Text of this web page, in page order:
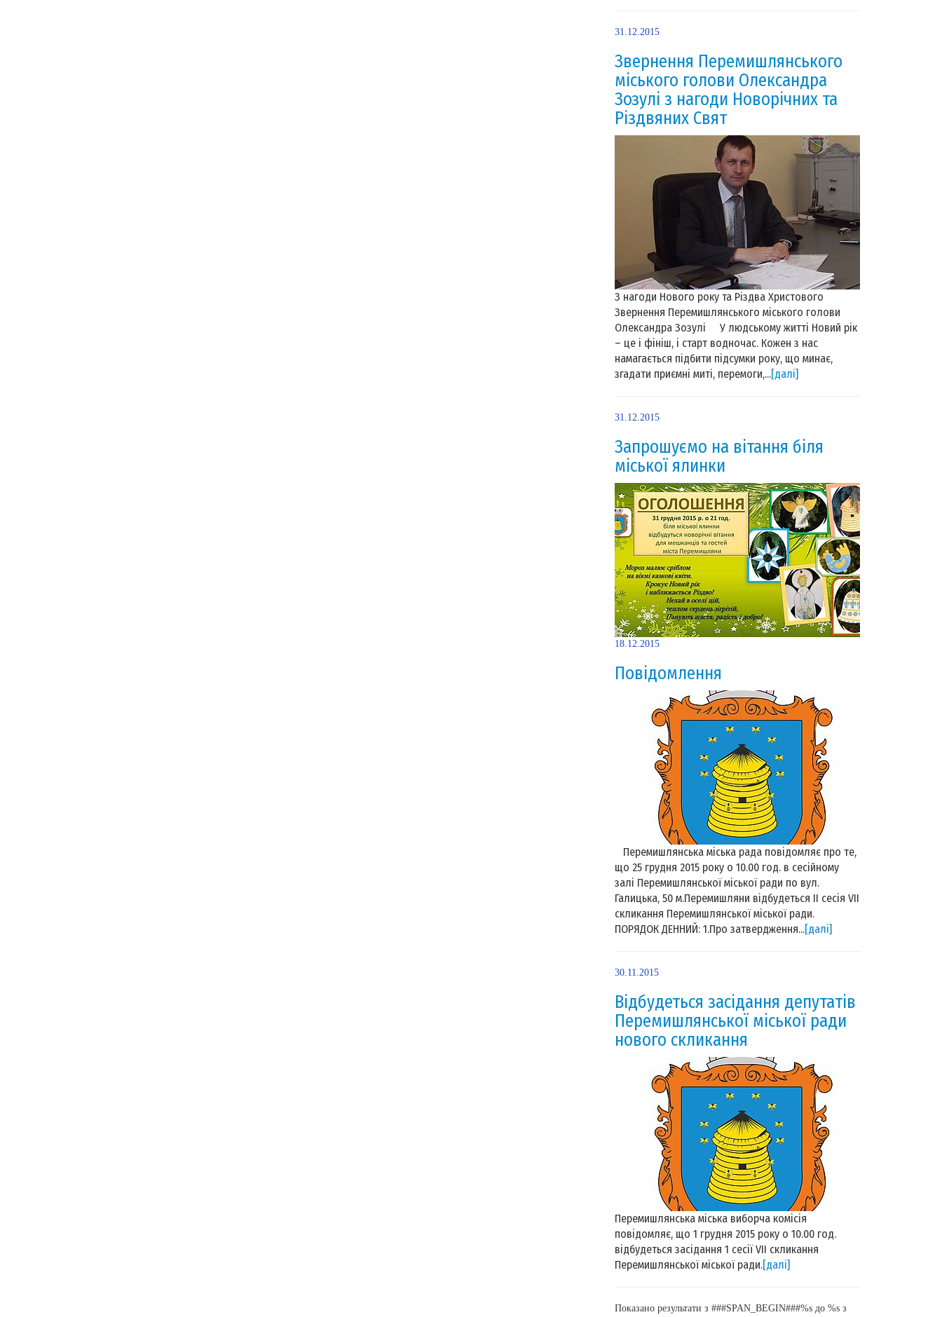
31.12.2015
Звернення Перемишлянського
міського голови Олександра
Зозулі з нагоди Новорічних та
Різдвяних Свят
З нагоди Нового року та Різдва Христового
Звернення Перемишлянського міського голови
Олександра Зозулі У людському житті Новий рік
– це і фініш, і старт водночас. Кожен з нас
намагається підбити підсумки року, що минає,
згадати приємні миті, перемоги,...[далі]
31.12.2015
Запрошуємо на вітання біля
міської ялинки
18.12.2015
Повідомлення
Перемишлянська міська рада повідомляє про те,
що 25 грудня 2015 року о 10.00 год. в сесійному
залі Перемишлянської міської ради по вул.
Галицька, 50 м.Перемишляни відбудеться II сесія VII
скликання Перемишлянської міської ради.
ПОРЯДОК ДЕННИЙ: 1.Про затвердження...[далі]
30.11.2015
Відбудеться засідання депутатів
Перемишлянської міської ради
нового скликання
Перемишлянська міська виборча комісія
повідомляє, що 1 грудня 2015 року о 10.00 год.
відбудеться засідання 1 сесії VII скликання
Перемишлянської міської ради.[далі]
Показано результати з ###SPAN_BEGIN###%s до %s з